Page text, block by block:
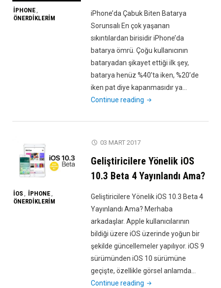
IPHONE,
ÖNERDIKLERIM
iPhone’da Çabuk Biten Batarya
Sorunsalı En çok yaşanan
sıkıntılardan birisidir iPhone’da
batarya ömrü. Çoğu kullanıcının
bataryadan şikayet ettiği ilk şey,
batarya henüz %40’ta iken, %20’de
iken pat diye kapanmasıdır ya…
Continue reading "iPhone’da
Biten
IOS , IPHONE,
ÖNERDIKLERIM
03 MART 2017
Geliştiricilere Yönelik iOS
10.3 Beta 4 Yayınlandı Ama?
Geliştiricilere Yönelik iOS 10.3 Beta 4
Yayınlandı Ama? Merhaba
arkadaşlar. Apple kullanıcılarının
bildiği üzere iOS üzerinde yoğun bir
şekilde güncellemeler yapılıyor. iOS 9
sürümünden iOS 10 sürümüne
geçişte, özellikle görsel anlamda…
Continue reading "Geliştiricilere